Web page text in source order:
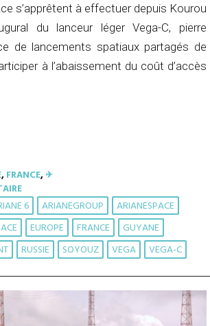
s’apprêtent à effectuer depuis Kourou
du lanceur léger Vega-C, pierre
de lancements spatiaux partagés de
à l’abaissement du coût d’accès
,FRANCE,✈︎
6 ARIANEGROUP
ARIANESPACE
EUROPE FRANCE
GUYANE
RUSSIE SOYOUZ VEGA VEGA-C